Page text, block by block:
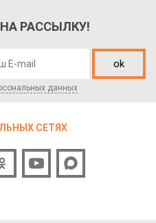
РАССЫЛКУ!
ok
данных
СЕТЯХ